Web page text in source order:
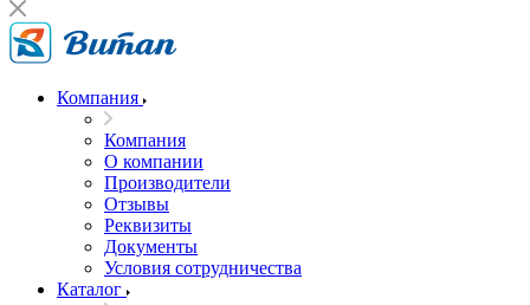
Компания
Компания
О компании
Производители
Отзывы
Реквизиты
Документы
Условия сотрудничества
Каталог